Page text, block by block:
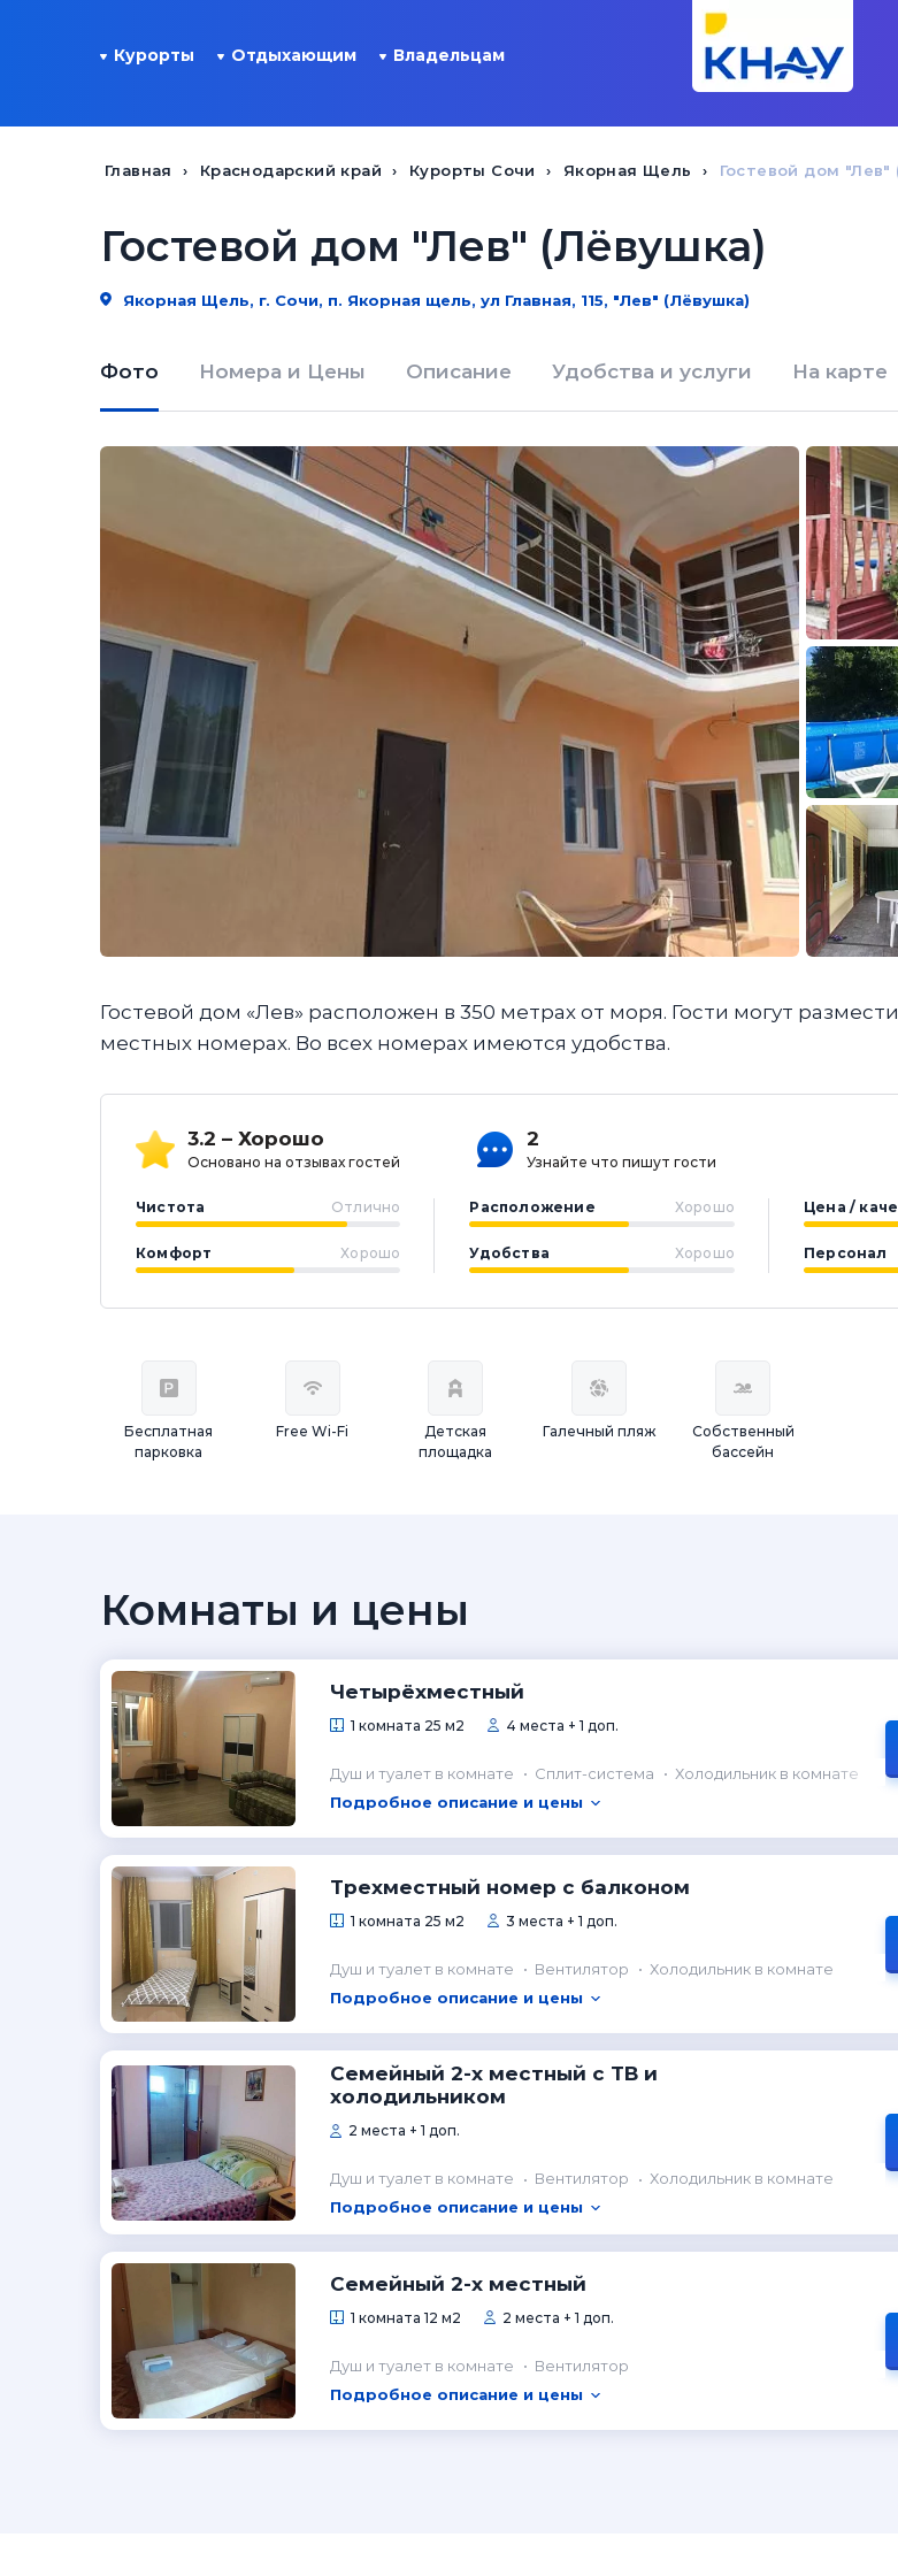
Курорты Отдыхающим Владельцам
Главная Краснодарский край Курорты Сочи Якорная Щель Гостевой дом "Лев"
Гостевой дом "Лев" (Лёвушка)
Якорная Щель, г. Сочи, п. Якорная щель, ул Главная, 115, "Лев" (Лёвушка)
Фото Номера и Цены Описание Удобства и услуги На карте
Гостевой дом «Лев» расположен в 350 метрах от моря. Гости могут
местных номерах. Во всех номерах имеются удобства.
3.2 – Хорошо
Основано на отзывах гостей
2
Узнайте что пишут гости
Чистота Отлично
Комфорт Хорошо
Расположение Хорошо
Удобства Хорошо
Цена /
Персонал
Бесплатная
парковка
Free Wi-Fi
Детская
площадка
Галечный пляж
Собственный
бассейн
Комнаты и цены
Четырёхместный
1 комната 25 м2 4 места + 1 доп.
Душ и туалет в комнате Сплит-система
Холодильник в комнате
Подробное описание и цены
Трехместный номер с балконом
1 комната 25 м2 3 места + 1 доп.
Душ и туалет в комнате Вентилятор
Холодильник в комнате
Подробное описание и цены
Семейный 2-х местный с ТВ и
холодильником
2 места + 1 доп.
Душ и туалет в комнате Вентилятор
Холодильник в комнате
Подробное описание и цены
Семейный 2-х местный
1 комната 12 м2 2 места + 1 доп.
Душ и туалет в комнате
Вентилятор
Подробное описание и цены